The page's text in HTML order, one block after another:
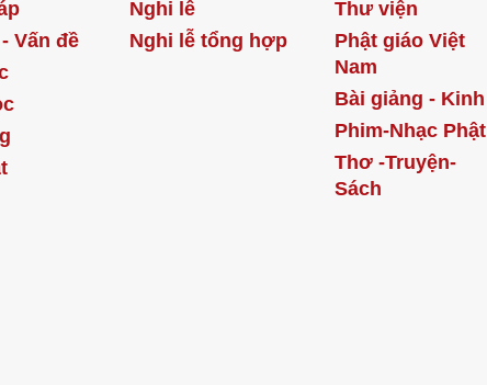
Vấn đề
Nghi lễ
Nghi lễ tổng hợp
Thư viện
Phật giáo Việt
Nam
Bài giảng - Kinh
Phim-Nhạc Phật
Thơ -Truyện-
Sách